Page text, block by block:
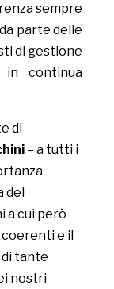
sempre
parte delle
di gestione
continua
di
– a tutti i
del
a cui però
e il
di tante
nostri